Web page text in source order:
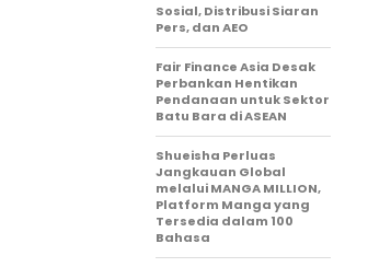
Sosial, Distribusi Siaran
Pers, dan AEO
Fair Finance Asia Desak
Perbankan Hentikan
Pendanaan untuk Sektor
Batu Bara di ASEAN
Shueisha Perluas
Jangkauan Global
melalui MANGA MILLION,
Platform Manga yang
Tersedia dalam 100
Bahasa